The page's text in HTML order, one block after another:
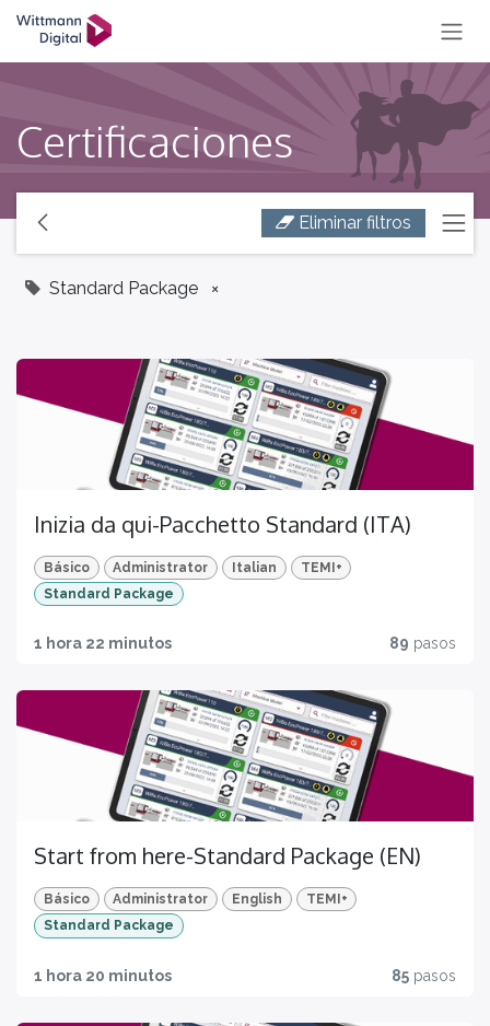
Certificaciones
Eliminar filtros
Standard Package ×
Inizia da qui-Pacchetto Standard (ITA)
Básico Administrator Italian
TEMI+
Standard Package
1 hora 22 minutos 89 pasos
Start from here-Standard Package (EN)
Básico Administrator English
TEMI+
Standard Package
1 hora 20 minutos 85 pasos